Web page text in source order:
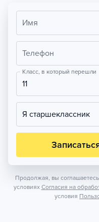
Имя
Телефон
Класс, в который перешли
11
Я старшеклассник
Продолжая, вы
условиях Согласия на
условия